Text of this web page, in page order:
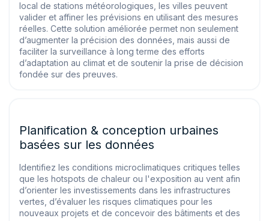
local de stations météorologiques, les villes peuvent
valider et affiner les prévisions en utilisant des mesures
réelles. Cette solution améliorée permet non seulement
d’augmenter la précision des données, mais aussi de
faciliter la surveillance à long terme des efforts
d’adaptation au climat et de soutenir la prise de décision
fondée sur des preuves.
Planification & conception urbaines
basées sur les données
Identifiez les conditions microclimatiques critiques telles
que les hotspots de chaleur ou l'exposition au vent afin
d’orienter les investissements dans les infrastructures
vertes, d’évaluer les risques climatiques pour les
nouveaux projets et de concevoir des bâtiments et des